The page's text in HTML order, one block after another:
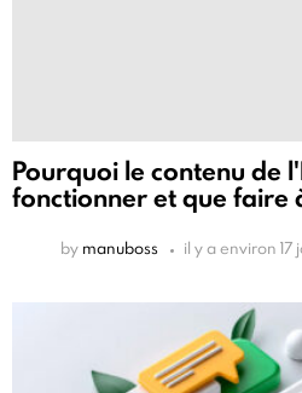
Pourquoi le contenu de
fonctionner et que faire
by manuboss il y a environ 17